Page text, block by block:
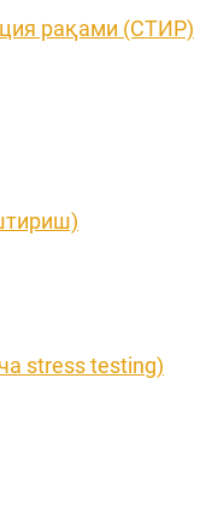
рақами (СТИР)
stress testing)